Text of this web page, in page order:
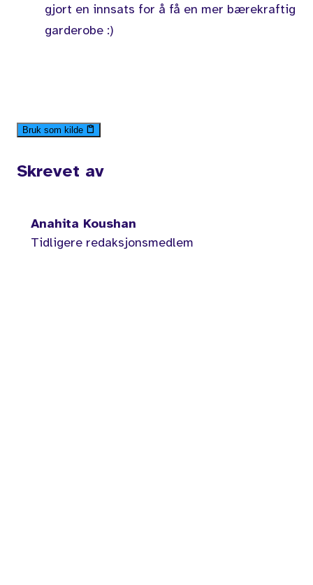
gjort en innsats for å få en mer bærekraftig
garderobe :)
Bruk som kilde
Skrevet av
Anahita Koushan
Tidligere redaksjonsmedlem